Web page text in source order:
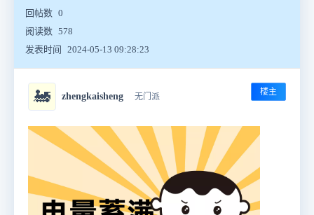
回帖数 0
阅读数 578
发表时间
2024-05-13 09:28:23
🚂 zhengkaisheng 无门派 楼主